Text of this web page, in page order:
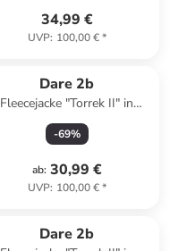
34,99 €
UVP: 100,00 €*
Dare 2b
Fleecejacke "Torrek II" in
Dunkelgrau
-69%
ab: 30,99 €
UVP: 100,00 €*
Dare 2b